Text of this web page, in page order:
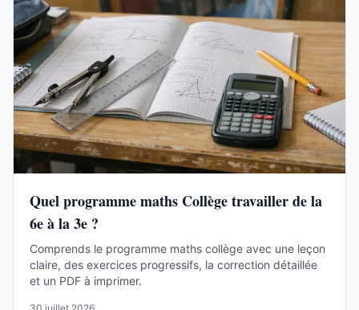
Quel programme maths Collège travailler de la
6e à la 3e ?
Comprends le programme maths collège avec une leçon
claire, des exercices progressifs, la correction détaillée
et un PDF à imprimer.